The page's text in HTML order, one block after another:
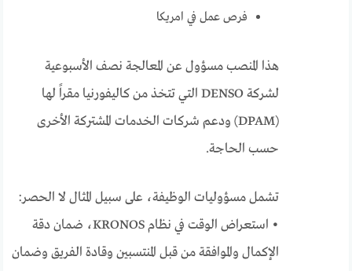
فرص عمل في امريكا
هذا المنصب مسؤول عن المعالجة نصف الأسبوعية
لشركة DENSO التي تتخذ من كاليفورنيا مقراً لها
(DPAM) ودعم شركات الخدمات المشتركة الأخرى
حسب الحاجة.
تشمل مسؤوليات الوظيفة، على سبيل المثال لا الحصر:
• استعراض الوقت في نظام KRONOS، ضمان دقة
الإكمال والموافقة من قبل المنتسبين وقادة الفريق وضمان